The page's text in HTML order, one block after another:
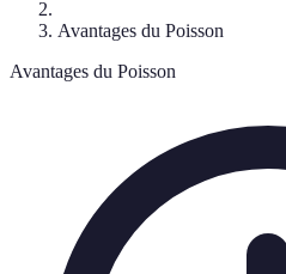
Avantages du Poisson
Avantages du Poisson